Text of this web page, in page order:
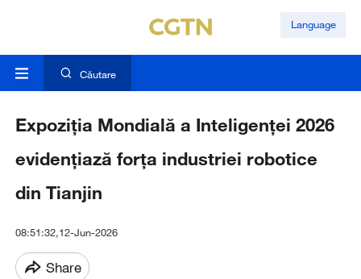
Language
Căutare
Expoziția Mondială a Inteligenței 2026
evidențiază forța industriei robotice
din Tianjin
08:51:32,12-Jun-2026
Share